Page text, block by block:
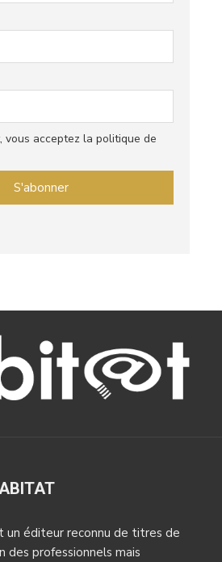
vous acceptez la politique de
un éditeur reconnu de titres de
des professionnels mais